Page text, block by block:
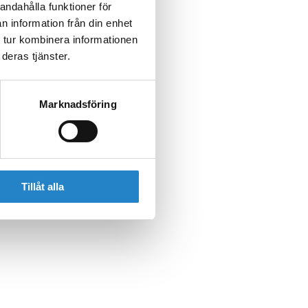
funktioner för
information från din enhet
kombinera informationen
tjänster.
Marknadsföring
Tillåt alla